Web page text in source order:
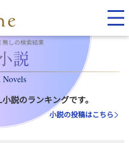
無しの検索結果
Novels
説のランキングです。
小説の投稿はこちら